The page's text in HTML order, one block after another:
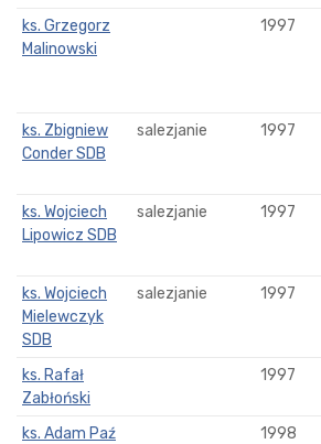
ks. Grzegorz
Malinowski
1997
ks. Zbigniew
Conder SDB
salezjanie 1997
ks. Wojciech
Lipowicz SDB
salezjanie 1997
ks. Wojciech
Mielewczyk
SDB
salezjanie 1997
ks. Rafał
Zabłoński
1997
ks. Adam Paź 1998